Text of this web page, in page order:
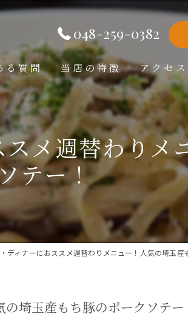
048-259-0382
る質問 当店の特徴
洋食
ランチ
ディナー
テイクアウト
記念日
アクセス
メ週替わりメ
テー！
ディナーにおススメ週替わりメニュー！人気の埼玉産
埼玉産もち豚のポークソテー